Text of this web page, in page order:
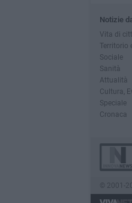
Notizie
Vita di
Territorio
Sociale
Sanità
Attualità
Cultura,
Speciale
Cronaca
© 2001-